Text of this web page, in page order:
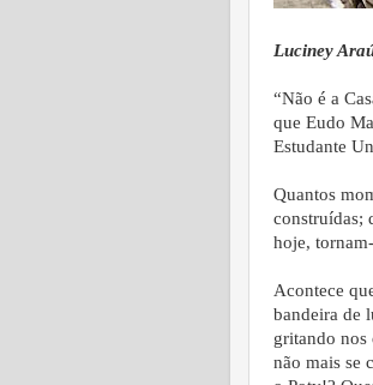
Luciney
“Não é a
que Eudo
Estudante
Quantos
construídas;
hoje,
Acontece
bandeira de
gritando nos
não mais se